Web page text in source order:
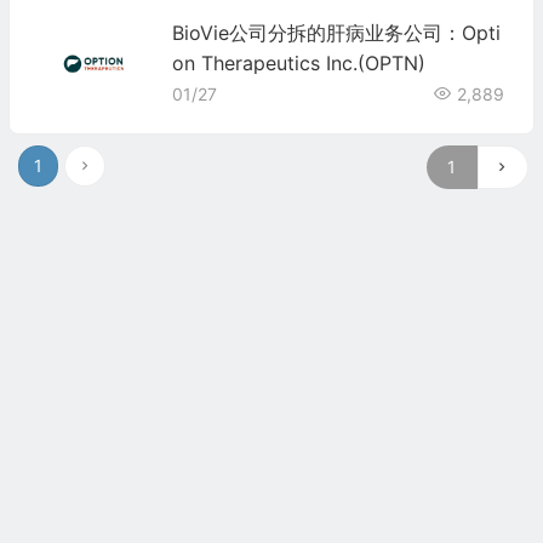
BioVie公司分拆的肝病业务公司：Opti
on Therapeutics Inc.(OPTN)
01/27 2,889
1